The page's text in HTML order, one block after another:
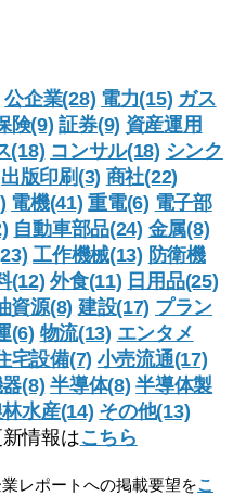
公企業(28) 電力(15) ガス
険(9) 証券(9) 資産運用
(18) コンサル(18) シンク
出版印刷(3) 商社(22)
電機(41) 重電(6) 電子部
自動車部品(24) 金属(8)
工作機械(13) 防衛機
(12) 外食(11) 日用品(25)
資源(8) 建設(17) プラン
(6) 物流(13) エンタメ
宅設備(7) 小売流通(17)
(8) 半導体(8) 半導体製
水産(14) その他(13)
情報はこちら
レポートへの掲載要望をこ